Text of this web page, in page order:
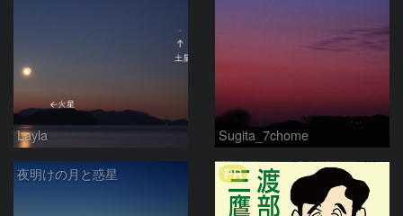
Layla Sugita_7chome
夜明けの月と惑星 PR